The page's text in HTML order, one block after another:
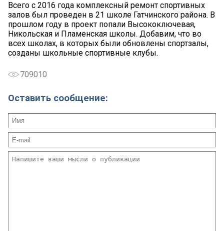
Всего с 2016 года комплексный ремонт спортивных
залов был проведен в 21 школе Гатчинского района. В
прошлом году в проект попали Высокоключевая,
Никольская и Пламенская школы. Добавим, что во
всех школах, в которых были обновлены спортзалы,
созданы школьные спортивные клубы.
709010
Оставить сообщение: